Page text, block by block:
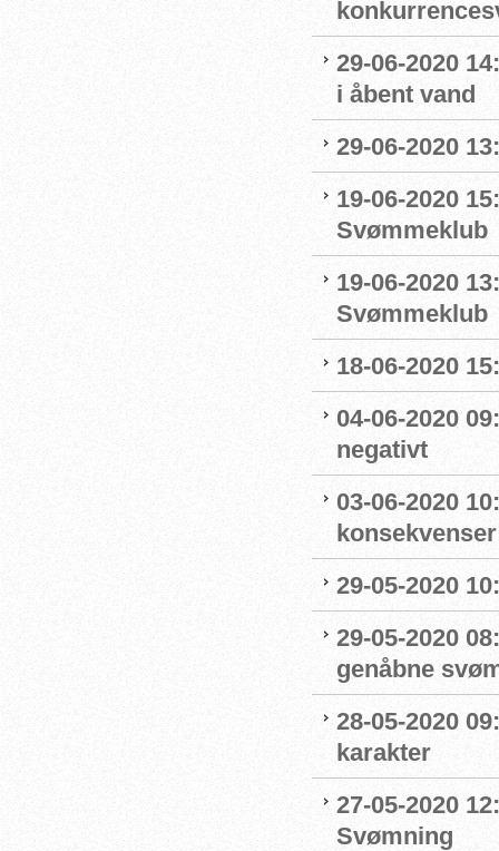
29-06-2020
i åbent vand
29-06-2020
19-06-2020
Svømmeklub
19-06-2020
Svømmeklub
18-06-2020
04-06-2020
negativt
03-06-2020
29-05-2020
29-05-2020
genåbne
28-05-2020
karakter
27-05-2020
Svømning